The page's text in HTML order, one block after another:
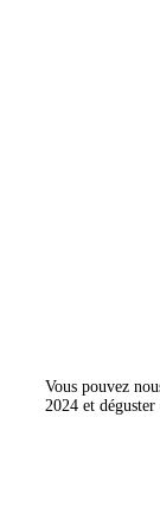
Vous pouvez
2024 et déguster